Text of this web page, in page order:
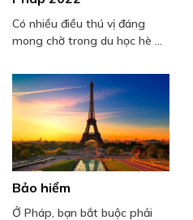
Có nhiều điều thú vị đáng
mong chờ trong du học hè ...
Bảo hiểm
Ở Pháp, bạn bắt buộc phải